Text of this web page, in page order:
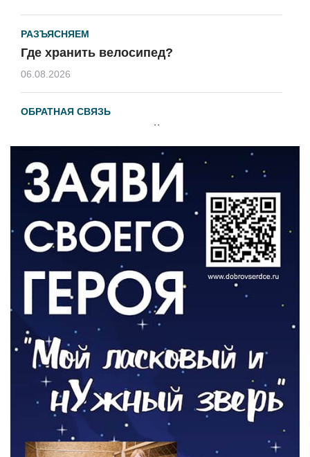
РАЗЪЯСНЯЕМ
Где хранить велосипед?
06.08.2026
ОБРАТНАЯ СВЯЗЬ
Администрация онлайн
ВЛАСТЬ
День памяти и «Симфония народов»
06.08.2026
Новый настил на экотропе
05.08.2026